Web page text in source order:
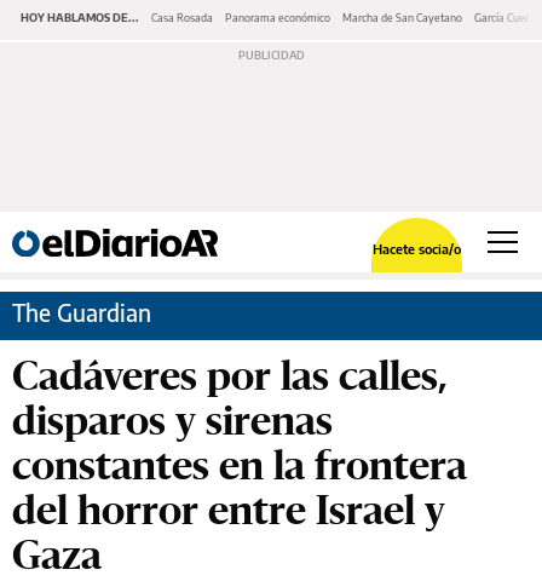
HOY HABLAMOS DE... Casa Rosada Panorama económico Marcha de San Cayetano García Cuerva
Hacete socia/o
The Guardian
Cadáveres por las calles,
disparos y sirenas
constantes en la frontera
del horror entre Israel y
Gaza